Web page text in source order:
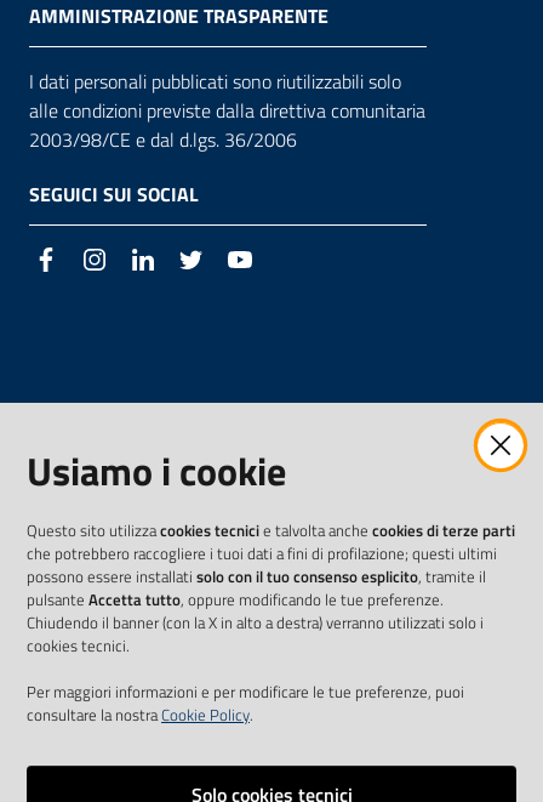
AMMINISTRAZIONE TRASPARENTE
I dati personali pubblicati sono riutilizzabili solo
alle condizioni previste dalla direttiva comunitaria
2003/98/CE e dal d.lgs. 36/2006
SEGUICI SUI SOCIAL
FacebookInstagramLinkedIn Twitter
Usiamo i cookie
Questo sito utilizzacookies tecnicie talvolta anche cookies di terze parti
che potrebbero raccogliere i tuoi dati a fini di profilazione; questi ultimi
possono essere installati solo con il tuo consenso esplicito, tramite il
pulsante Accetta tutto, oppure modificando le tue preferenze.
Chiudendo il banner (con la X in alto a destra) verranno utilizzati solo i
cookies tecnici.
Per maggiori informazioni e per modificare le tue preferenze, puoi
consultare la nostraCookie Policy.
Solo cookies tecnici